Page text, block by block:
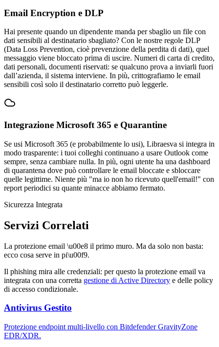
Email Encryption e DLP
Hai presente quando un dipendente manda per sbaglio un file con
dati sensibili al destinatario sbagliato? Con le nostre regole DLP
(Data Loss Prevention, cioè prevenzione della perdita di dati), quel
messaggio viene bloccato prima di uscire. Numeri di carta di credito,
dati personali, documenti riservati: se qualcuno prova a inviarli fuori
dall’azienda, il sistema interviene. In più, crittografiamo le email
sensibili così solo il destinatario corretto può leggerle.
Integrazione Microsoft 365 e Quarantine
Se usi Microsoft 365 (e probabilmente lo usi), Libraesva si integra in
modo trasparente: i tuoi colleghi continuano a usare Outlook come
sempre, senza cambiare nulla. In più, ogni utente ha una dashboard
di quarantena dove può controllare le email bloccate e sbloccare
quelle legittime. Niente più "ma io non ho ricevuto quell'email!" con
report periodici su quante minacce abbiamo fermato.
Sicurezza Integrata
Servizi Correlati
La protezione email \u00e8 il primo muro. Ma da solo non basta:
ecco cosa serve in pi\u00f9.
Il phishing mira alle credenziali: per questo la protezione email va
integrata con una corretta gestione di Active Directory e delle policy
di accesso condizionale.
Antivirus Gestito
Protezione endpoint multi-livello con Bitdefender GravityZone
EDR/XDR.